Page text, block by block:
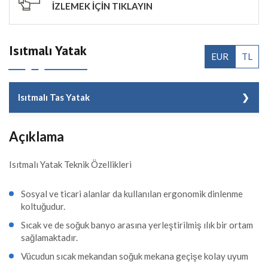
İZLEMEK İÇİN TIKLAYIN
Isıtmalı Yatak EUR TL
Isıtmalı Tas Yatak
Fiyat 2,42 EUR + KDV
Açıklama
Isıtmalı Yatak Teknik Özellikleri
Sosyal ve ticari alanlar da kullanılan ergonomik dinlenme
koltuğudur.
Sıcak ve de soğuk banyo arasına yerleştirilmiş ılık bir ortam
sağlamaktadır.
Vücudun sıcak mekandan soğuk mekana geçişe kolay uyum